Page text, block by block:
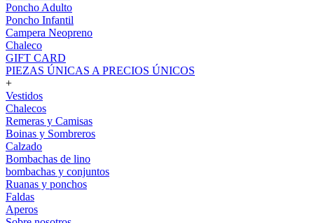
Poncho Adulto
Poncho Infantil
Campera Neopreno
Chaleco
GIFT CARD
PIEZAS ÚNICAS A PRECIOS ÚNICOS
+
Vestidos
Chalecos
Remeras y Camisas
Boinas y Sombreros
Calzado
Bombachas de lino
bombachas y conjuntos
Ruanas y ponchos
Faldas
Aperos